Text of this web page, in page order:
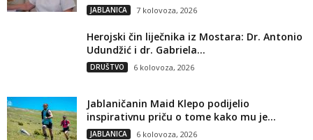
JABLANICA 7 kolovoza, 2026
Herojski čin liječnika iz Mostara: Dr. Antonio
Udundžić i dr. Gabriela...
DRUŠTVO 6 kolovoza, 2026
Jablaničanin Maid Klepo podijelio
inspirativnu priču o tome kako mu je...
JABLANICA 6 kolovoza, 2026